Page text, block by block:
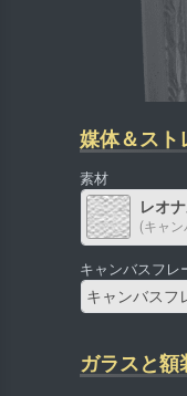
媒体＆スト
素材
レオ
(キャ
キャンバスフレ
キャンバスフ
ガラスと額